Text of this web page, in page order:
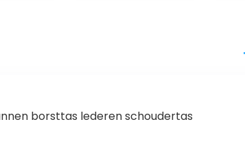
borsttas lederen schoudertas